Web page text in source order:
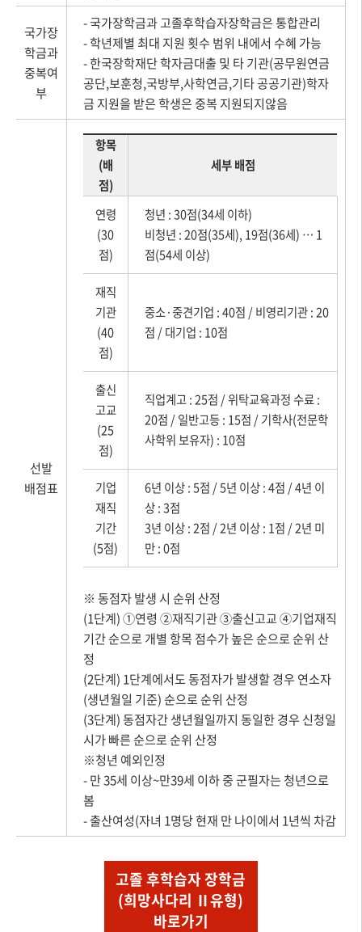
국가장
학금과
중복여
부
- 국가장학금과 고졸후학습자장학금은 통합관리
- 학년제별 최대 지원 횟수 범위 내에서 수혜 가능
- 한국장학재단 학자금대출 및 타 기관(공무원연금
공단,보훈청,국방부,사학연금,기타 공공기관)학자
금 지원을 받은 학생은 중복 지원되지않음
선발
배점표
항목
(배
점)
세부 배점
연령
(30
점)
청년 : 30점(34세 이하)
비청년 : 20점(35세), 19점(36세) … 1
점(54세 이상)
재직
기관
(40
점)
중소·중견기업 : 40점 / 비영리기관 : 20
점 / 대기업 : 10점
출신
고교
(25
점)
직업계고 : 25점 / 위탁교육과정 수료 :
20점 / 일반고등 : 15점 / 기학사(전문학
사학위 보유자) : 10점
기업
재직
기간
(5점)
6년 이상 : 5점 / 5년 이상 : 4점 / 4년 이
상 : 3점
3년 이상 : 2점 / 2년 이상 : 1점 / 2년 미
만 : 0점
※ 동점자 발생 시 순위 산정
(1단계) ①연령 ②재직기관 ③출신고교 ④기업재직
기간 순으로 개별 항목 점수가 높은 순으로 순위 산
정
(2단계) 1단계에서도 동점자가 발생할 경우 연소자
(생년월일 기준) 순으로 순위 산정
(3단계) 동점자간 생년월일까지 동일한 경우 신청일
시가 빠른 순으로 순위 산정
※청년 예외인정
- 만 35세 이상~만39세 이하 중 군필자는 청년으로
봄
- 출산여성(자녀 1명당 현재 만 나이에서 1년씩 차감
고졸 후학습자 장학금
(희망사다리 Ⅱ유형)
바로가기